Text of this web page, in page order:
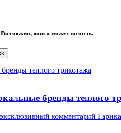
поиск может помочь.
теплого трикотажа
бренды теплого
комментарий